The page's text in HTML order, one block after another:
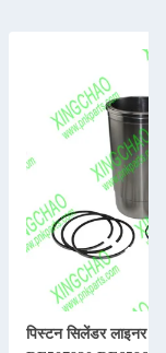
पिस्टन सिलेंडर लाइनर